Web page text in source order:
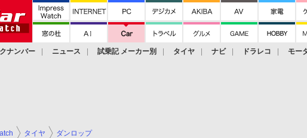
ナンバー ニュース 試乗記 メーカー別 タイヤ ナビ ドラレコ モー
タイヤ ダンロップ